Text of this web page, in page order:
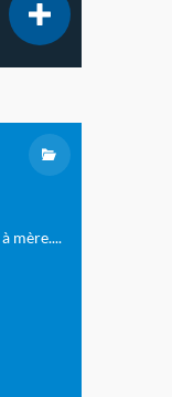
mère....